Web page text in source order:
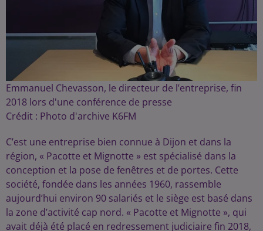
Emmanuel Chevasson, le directeur de l’entreprise, fin
2018 lors d'une conférence de presse
Crédit : Photo d'archive K6FM
C’est une entreprise bien connue à Dijon et dans la
région, « Pacotte et Mignotte » est spécialisé dans la
conception et la pose de fenêtres et de portes. Cette
société, fondée dans les années 1960, rassemble
aujourd’hui environ 90 salariés et le siège est basé dans
la zone d’activité cap nord. « Pacotte et Mignotte », qui
avait déjà été placé en redressement judiciaire fin 2018,